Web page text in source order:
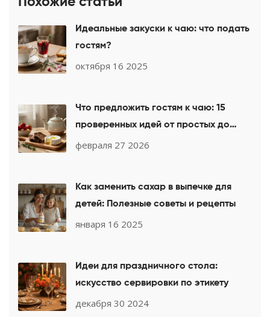
Идеальные закуски к чаю: что подать
гостям?
октября 16 2025
Что предложить гостям к чаю: 15
проверенных идей от простых до
изысканных
февраля 27 2026
Как заменить сахар в выпечке для
детей: Полезные советы и рецепты
января 16 2025
Идеи для праздничного стола:
искусство сервировки по этикету
декабря 30 2024